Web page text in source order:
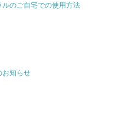
ルのご自宅での使用方法
お知らせ